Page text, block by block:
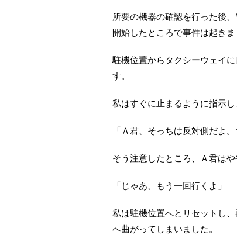
所要の機器の確認を行った後
開始したところで事件は起きま
駐機位置からタクシーウェイ
す。
私はすぐに止まるように指示し
「Ａ君、そっちは反対側だよ
そう注意したところ、Ａ君は
「じゃあ、もう一回行くよ」
私は駐機位置へとリセットし
へ曲がってしまいました。